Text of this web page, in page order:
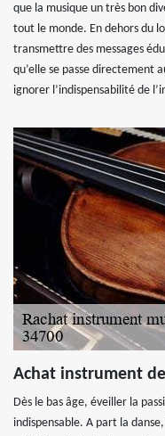
que la musique un très bon
tout le monde. En dehors du
transmettre des messages
qu’elle se passe directement
ignorer l’indispensabilité de
Achat instrument
Dès le bas âge, éveiller la
indispensable. A part la